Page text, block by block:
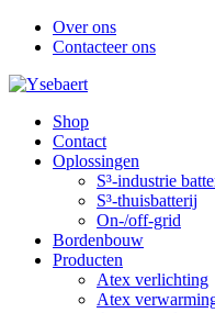
Over ons
Contacteer ons
Shop
Contact
Oplossingen
S³-industrie
S³-thuisbatterij
On-/off-grid
Bordenbouw
Producten
Atex verlichting
Atex